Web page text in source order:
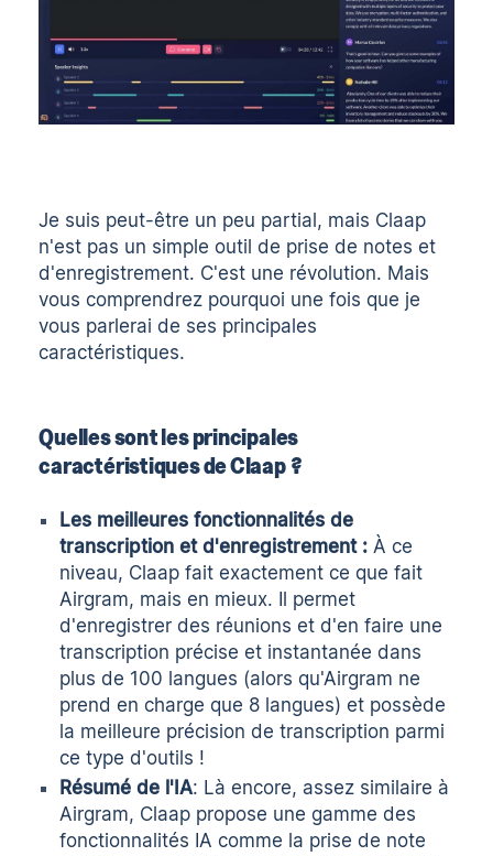
Je suis peut-être un peu partial, mais Claap
n'est pas un simple outil de prise de notes et
d'enregistrement. C'est une révolution. Mais
vous comprendrez pourquoi une fois que je
vous parlerai de ses principales
caractéristiques.
Quelles sont les principales
caractéristiques de Claap ?
Les meilleures fonctionnalités de
transcription et d'enregistrement : À ce
niveau, Claap fait exactement ce que fait
Airgram, mais en mieux. Il permet
d'enregistrer des réunions et d'en faire une
transcription précise et instantanée dans
plus de 100 langues (alors qu'Airgram ne
prend en charge que 8 langues) et possède
la meilleure précision de transcription parmi
ce type d'outils !
Résumé de l'IA: Là encore, assez similaire à
Airgram, Claap propose une gamme des
fonctionnalités IA comme la prise de note